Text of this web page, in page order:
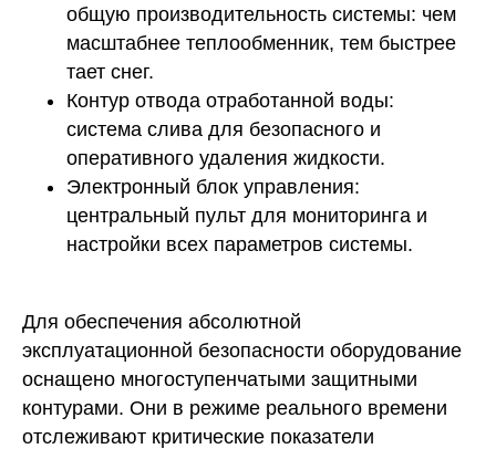
общую производительность системы: чем
масштабнее теплообменник, тем быстрее
тает снег.
Контур отвода отработанной воды:
система слива для безопасного и
оперативного удаления жидкости.
Электронный блок управления:
центральный пульт для мониторинга и
настройки всех параметров системы.
Для обеспечения абсолютной
эксплуатационной безопасности оборудование
оснащено многоступенчатыми защитными
контурами. Они в режиме реального времени
отслеживают критические показатели